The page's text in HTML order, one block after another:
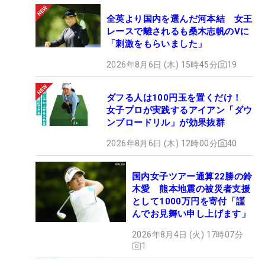
全英より国内を選んだ河本結 女王
レースで離されるも桑木志帆のVに
「刺激をもらいました」
2026年8月6日 (木) 15時45分 19
ダフる人は100円玉を置くだけ！
女子プロが実践するアイアン「ダウ
ンブロードリル」が効果抜群
2026年8月6日 (木) 12時00分 40
国内女子ツアー通算22勝の鈴
木愛 熊本地震の被災者支援
として1000万円を寄付「謹
んでお見舞い申し上げます」
2026年8月4日 (火) 17時07分
1